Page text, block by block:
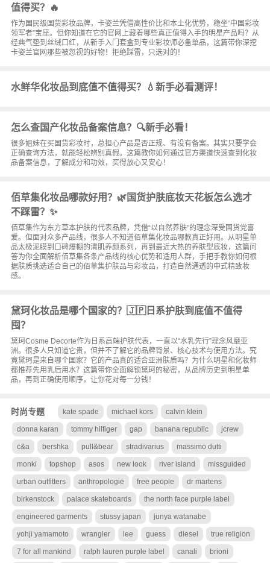
值得买？🔥
作为国民级国货彩妆品牌，卡姿兰凭借高性价比和本土化优势，稳坐“中国彩妆
领军者”宝座。但你知道在它的官网上藏着哪些真正值得入手的明星产品吗？从
经典气垫到丝绒口红，从新手入门套盒到专业彩妆师必备单品，这篇带你深挖
卡姿兰官网那些被忽视的好物！拒绝踩雷，只选对的！
水鲜华化妆品到底值不值得买？💧新手必看测评！
怎么查国产化妆品备案信息？🔍新手必看！
很多姐妹在买国货彩妆时，总担心产品是否正规、有没有备案。其实只要学会
正确查询方法，就能轻松辨别真假。这篇教你如何通过官方渠道快速查到化妆
品备案信息，了解成分和功效，买得放心又安心！
佰草集化妆品哪款好用？🌿国货护肤底妆天花板怎么选才
不踩雷？✨
佰草集作为东方草本护肤的代表品牌，凭借“以自然养肤”的理念深受国货党喜
爱。但面对众多产品线，很多人不知道佰草集化妆品哪款真正好用。从明星单
品太极泥膜到口碑爆棚的清肌养颜系列，再到最近大热的养肤型底妆，这篇问
答为你全面解析佰草集各条产品线的核心优势和适用人群，手把手教你如何根
据肤质挑选适合自己的佰草集护肤品与彩妆品，打造自然通透的中式精致妆
感。
黛珂化妆品是哪个国家的？🇯🇵日系护肤到底值不值得
囤？
黛珂Cosme Decorte作为日系高端护肤代表，一直以“水乳先行”理念风靡亚
洲。很多人只知道它贵，但并不了解它的品牌背景、核心技术与使用方法。究
竟黛珂是来自哪个国家？它的产品真的适合亚洲肤质吗？为什么明星和化妆师
都推荐先用乳后用水？这篇带你全面解锁黛珂的秘密，从品牌历史到明星单
品，再到正确使用顺序，让你花对每一分钱！
时尚专题 kate spade michael kors calvin klein
donna karan tommy hilfiger gap banana republic jcrew
c&a bershka pull&bear stradivarius massimo dutti
monki topshop asos new look river island missguided
urban outfitters anthropologie free people dr martens
birkenstock palace skateboards the north face purple label
engineered garments stussy japan junya watanabe
yohji yamamoto wrangler lee guess diesel true religion
7 for all mankind ralph lauren purple label canali brioni